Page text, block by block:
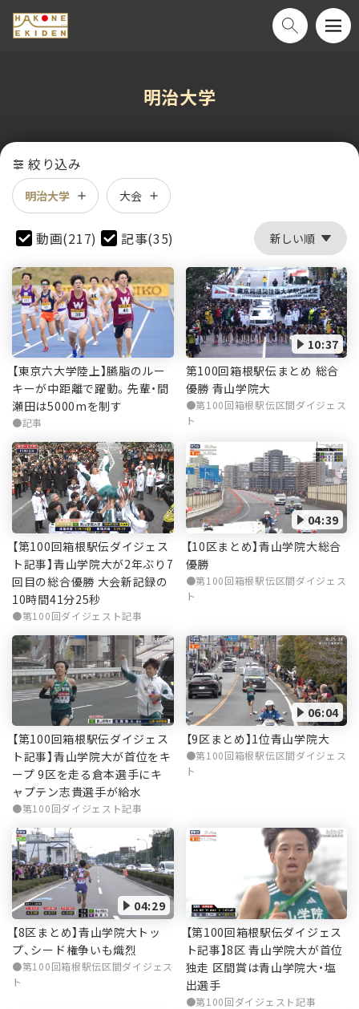
明治大学
絞り込み
明治大学 大会
動画(217) 記事(35)
【東京六大学陸上】臙脂のルー
キーが中距離で躍動。先輩・間
瀬田は5000mを制す
記事
10:37
第100回箱根駅伝まとめ 総合
優勝 青山学院大
第100回箱根駅伝区間ダイジェス
ト
【第100回箱根駅伝ダイジェス
ト記事】青山学院大が2年ぶり7
回目の総合優勝 大会新記録の
10時間41分25秒
第100回ダイジェスト記事
04:39
【10区まとめ】青山学院大総合
優勝
第100回箱根駅伝区間ダイジェス
ト
【第100回箱根駅伝ダイジェス
ト記事】青山学院大が首位をキ
ープ 9区を走る倉本選手にキ
ャプテン志貴選手が給水
第100回ダイジェスト記事
06:04
【9区まとめ】1位青山学院大
第100回箱根駅伝区間ダイジェス
ト
04:29
【8区まとめ】青山学院大トッ
プ、シード権争いも熾烈
第100回箱根駅伝区間ダイジェス
ト
【第100回箱根駅伝ダイジェス
ト記事】8区 青山学院大が首位
独走 区間賞は青山学院大・塩
出選手
第100回ダイジェスト記事